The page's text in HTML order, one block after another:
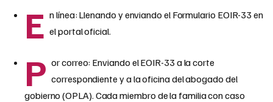
E n línea: Llenando y enviando el Formulario EOIR-33 en
el portal oficial.
P or correo: Enviando el EOIR-33 a la corte
correspondiente y a la oficina del abogado del
gobierno (OPLA). Cada miembro de la familia con caso